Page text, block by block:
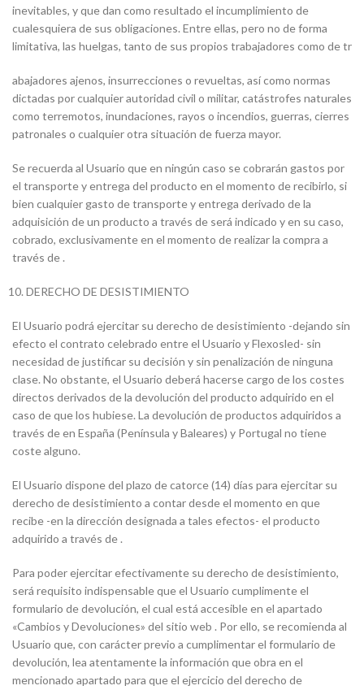
inevitables, y que dan como resultado el incumplimiento de
cualesquiera de sus obligaciones. Entre ellas, pero no de forma
limitativa, las huelgas, tanto de sus propios trabajadores como de tr
abajadores ajenos, insurrecciones o revueltas, así como normas
dictadas por cualquier autoridad civil o militar, catástrofes naturales
como terremotos, inundaciones, rayos o incendios, guerras, cierres
patronales o cualquier otra situación de fuerza mayor.
Se recuerda al Usuario que en ningún caso se cobrarán gastos por
el transporte y entrega del producto en el momento de recibirlo, si
bien cualquier gasto de transporte y entrega derivado de la
adquisición de un producto a través de será indicado y en su caso,
cobrado, exclusivamente en el momento de realizar la compra a
través de .
DERECHO DE DESISTIMIENTO
El Usuario podrá ejercitar su derecho de desistimiento -dejando sin
efecto el contrato celebrado entre el Usuario y Flexosled- sin
necesidad de justificar su decisión y sin penalización de ninguna
clase. No obstante, el Usuario deberá hacerse cargo de los costes
directos derivados de la devolución del producto adquirido en el
caso de que los hubiese. La devolución de productos adquiridos a
través de en España (Península y Baleares) y Portugal no tiene
coste alguno.
El Usuario dispone del plazo de catorce (14) días para ejercitar su
derecho de desistimiento a contar desde el momento en que
recibe -en la dirección designada a tales efectos- el producto
adquirido a través de .
Para poder ejercitar efectivamente su derecho de desistimiento,
será requisito indispensable que el Usuario cumplimente el
formulario de devolución, el cual está accesible en el apartado
«Cambios y Devoluciones» del sitio web . Por ello, se recomienda al
Usuario que, con carácter previo a cumplimentar el formulario de
devolución, lea atentamente la información que obra en el
mencionado apartado para que el ejercicio del derecho de